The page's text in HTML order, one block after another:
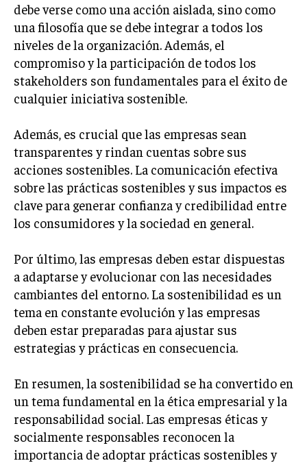
debe verse como una acción aislada, sino como
una filosofía que se debe integrar a todos los
niveles de la organización. Además, el
compromiso y la participación de todos los
stakeholders son fundamentales para el éxito de
cualquier iniciativa sostenible.
Además, es crucial que las empresas sean
transparentes y rindan cuentas sobre sus
acciones sostenibles. La comunicación efectiva
sobre las prácticas sostenibles y sus impactos es
clave para generar confianza y credibilidad entre
los consumidores y la sociedad en general.
Por último, las empresas deben estar dispuestas
a adaptarse y evolucionar con las necesidades
cambiantes del entorno. La sostenibilidad es un
tema en constante evolución y las empresas
deben estar preparadas para ajustar sus
estrategias y prácticas en consecuencia.
En resumen, la sostenibilidad se ha convertido en
un tema fundamental en la ética empresarial y la
responsabilidad social. Las empresas éticas y
socialmente responsables reconocen la
importancia de adoptar prácticas sostenibles y